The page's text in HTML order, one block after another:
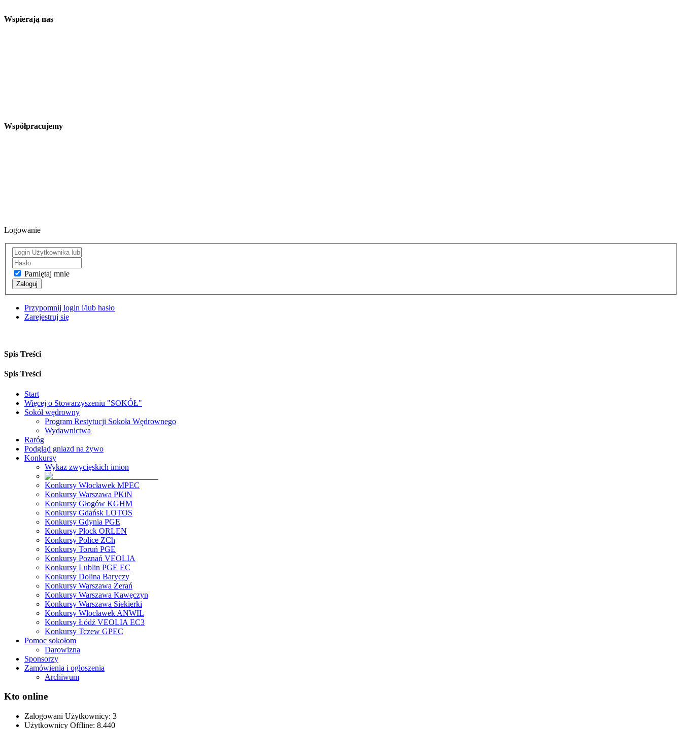
Wspierają nas
Współpracujemy
Logowanie
Pamiętaj mnie
Zaloguj
Przypomnij login i/lub hasło
Zarejestruj się
Spis Treści
Spis Treści
Start
Więcej o Stowarzyszeniu "SOKÓŁ"
Sokół wędrowny
Program Restytucji Sokoła Wędrownego
Wydawnictwa
Raróg
Podgląd gniazd na żywo
Konkursy
Wykaz zwycięskich imion
Konkursy Włocławek MPEC
Konkursy Warszawa PKiN
Konkursy Głogów KGHM
Konkursy Gdańsk LOTOS
Konkursy Gdynia PGE
Konkursy Płock ORLEN
Konkursy Police ZCh
Konkursy Toruń PGE
Konkursy Poznań VEOLIA
Konkursy Lublin PGE EC
Konkursy Dolina Baryczy
Konkursy Warszawa Żerań
Konkursy Warszawa Kawęczyn
Konkursy Warszawa Siekierki
Konkursy Włocławek ANWIL
Konkursy Łódź VEOLIA EC3
Konkursy Tczew GPEC
Pomoc sokołom
Darowizna
Sponsorzy
Zamówienia i ogłoszenia
Archiwum
Kto online
Zalogowani Użytkownicy: 3
Użytkownicy Offline: 8.440